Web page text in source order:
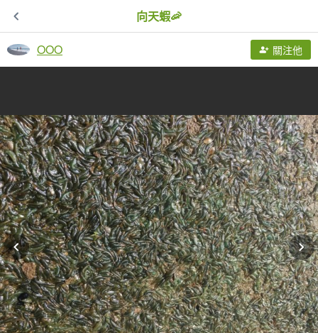
向天蝦🦐
OOO 關注他